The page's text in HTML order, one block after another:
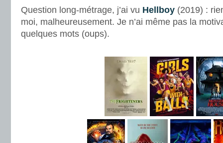
Question long-métrage, j’ai vu Hellboy (2019) :
moi, malheureusement. Je n’ai même pas la
quelques mots (oups).